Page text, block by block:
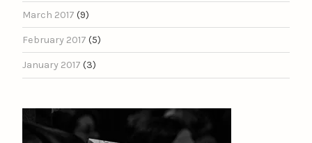
March 2017 (9)
February 2017 (5)
January 2017 (3)